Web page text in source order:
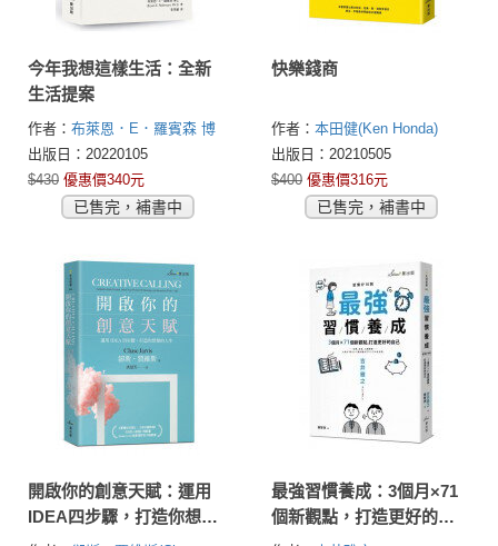
今年我想這樣生活：全新
生活提案
作者： 布萊恩．E．羅賓森 博
士(Bryan E. Robinson, Ph.D.)
出版日：20220105
$430 優惠價340元
已售完，補書中
快樂錢商
作者： 本田健(Ken Honda)
出版日：20210505
$400 優惠價316元
已售完，補書中
開啟你的創意天賦：運用
IDEA四步驟，打造你想要
最強習慣養成：3個月×71
個新觀點，打造更好的自